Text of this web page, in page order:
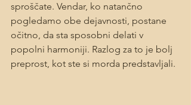
sproščate. Vendar, ko natančno
pogledamo obe dejavnosti, postane
očitno, da sta sposobni delati v
popolni harmoniji. Razlog za to je bolj
preprost, kot ste si morda predstavljali.